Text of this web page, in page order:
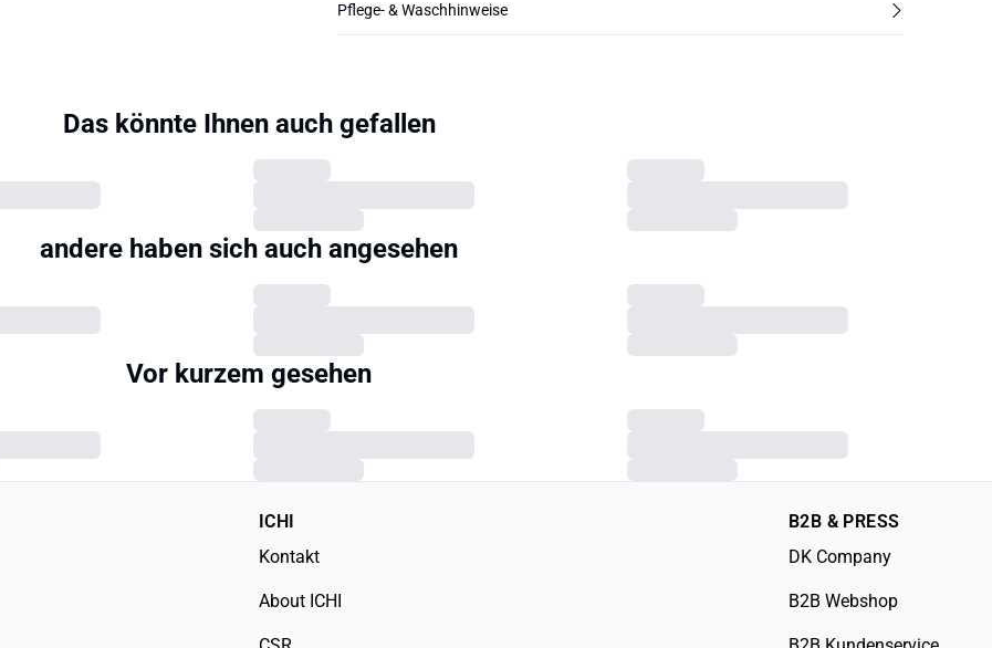
Pflege- & Waschhinweise
Das könnte Ihnen auch gefallen
andere haben sich auch angesehen
Vor kurzem gesehen
ICHI
Kontakt
About ICHI
B2B & PRESS
DK Company
B2B Webshop